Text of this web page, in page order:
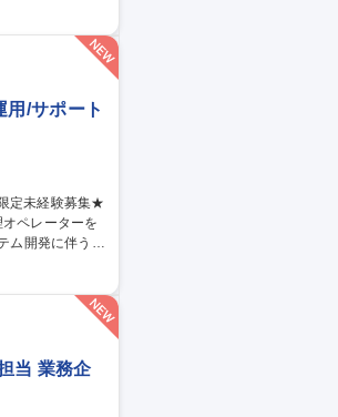
の設計/構築/運
」ために「いつ
用/サポート
ペレーターを
運用業務を担
当 業務企